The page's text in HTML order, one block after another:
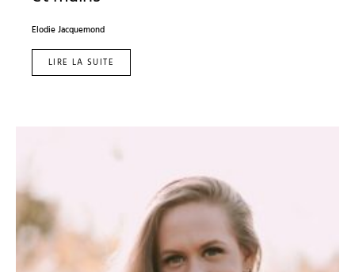
Elodie Jacquemond
LIRE LA SUITE